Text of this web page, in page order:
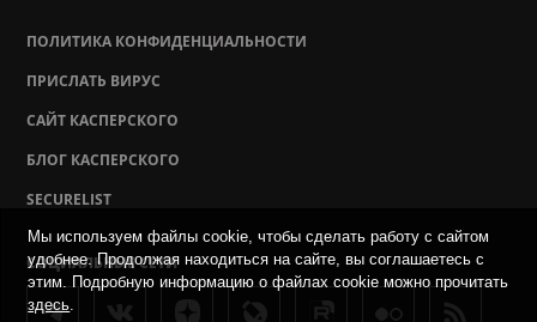
ПОЛИТИКА КОНФИДЕНЦИАЛЬНОСТИ
ПРИСЛАТЬ ВИРУС
САЙТ КАСПЕРСКОГО
БЛОГ КАСПЕРСКОГО
SECURELIST
СОЦИАЛЬНЫЕ СЕТИ
Мы используем файлы cookie, чтобы сделать работу с сайтом
удобнее. Продолжая находиться на сайте, вы соглашаетесь с
этим. Подробную информацию о файлах cookie можно прочитать
здесь.